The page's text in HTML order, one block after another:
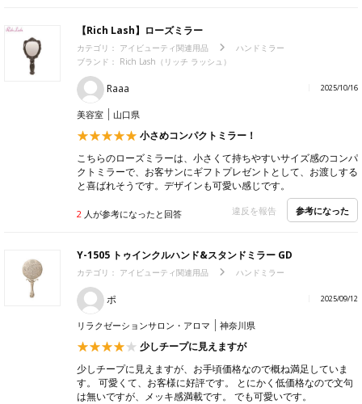
【Rich Lash】ローズミラー
カテゴリ： アイビューティ関連用品
ハンドミラー
ブランド： Rich Lash（リッチ ラッシュ）
Raaa 2025/10/16
美容室 山口県
小さめコンパクトミラー！
こちらのローズミラーは、小さくて持ちやすいサイズ感のコンパ
クトミラーで、お客サンにギフトプレゼントとして、お渡しする
と喜ばれそうです。デザインも可愛い感じです。
2 人が参考になったと回答 違反を報告 参考になった
Y-1505 トゥインクルハンド&スタンドミラー GD
カテゴリ： アイビューティ関連用品 ハンドミラー
ポ 2025/09/12
リラクゼーションサロン・アロマ 神奈川県
少しチープに見えますが
少しチープに見えますが、お手頃価格なので概ね満足していま
す。 可愛くて、お客様に好評です。 とにかく低価格なので文句
は無いですが、メッキ感満載です。 でも可愛いです。